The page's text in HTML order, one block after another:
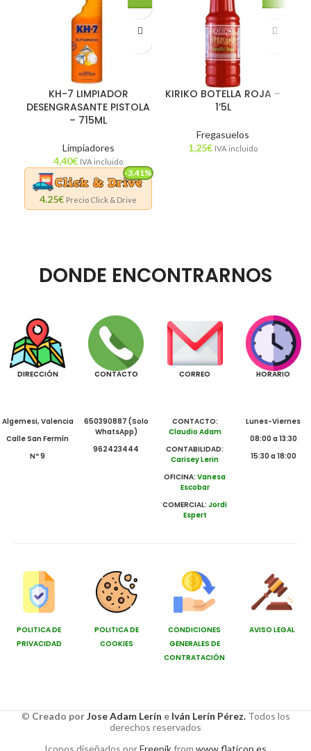
KH-7 LIMPIADOR
DESENGRASANTE PISTOLA
– 715ML
Limpiadores
4,40€ IVA incluido
-3.41%
4.25€ Precio Click & Drive
KIRIKO BOTELLA ROJA –
1’5L
Fregasuelos
1,25€ IVA incluido
DONDE ENCONTRARNOS
DIRECCIÓN
Algemesi, Valencia
Calle San Fermín
Nº 9
CONTACTO
650390887 (Solo
WhatsApp)
962423444
CORREO
CONTACTO:
Claudio Adam
CONTABILIDAD:
Carisey Lerin
OFICINA:Vanesa
Escobar
COMERCIAL:Jordi
Espert
HORARIO
Lunes-Viernes
08:00 a 13:30
15:30 a 18:00
POLITICA DE
PRIVACIDAD
POLITICA DE
COOKIES
CONDICIONES
GENERALES DE
CONTRATACIÓN
AVISO LEGAL
© Creado porJose Adam Lerín e Iván Lerín Pérez.Todos los
derechos reservados